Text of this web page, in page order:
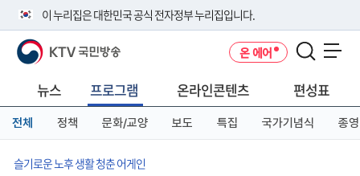
이 누리집은 대한민국 공식 전자정부 누리집입니다.
공식 누리집 주소 확인하기
니다.
이밖에 or.kr 또는 .kr등 다른 도메인 주소를 사용하고 있다면 아래 URL에
서 도메인 주소를 확인해 보세요
KTV 국민방송 온 에어
뉴스 프로그램 온라인콘텐츠 편성표
전체 정책 문화/교양 보도 특집 국가기념식 종영
슬기로운 노후 생활 청춘 어게인